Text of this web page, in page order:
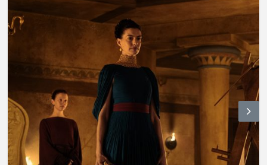
N
ex